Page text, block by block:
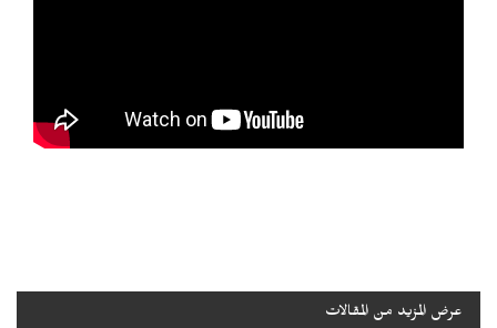
عرض المزيد من المقالات